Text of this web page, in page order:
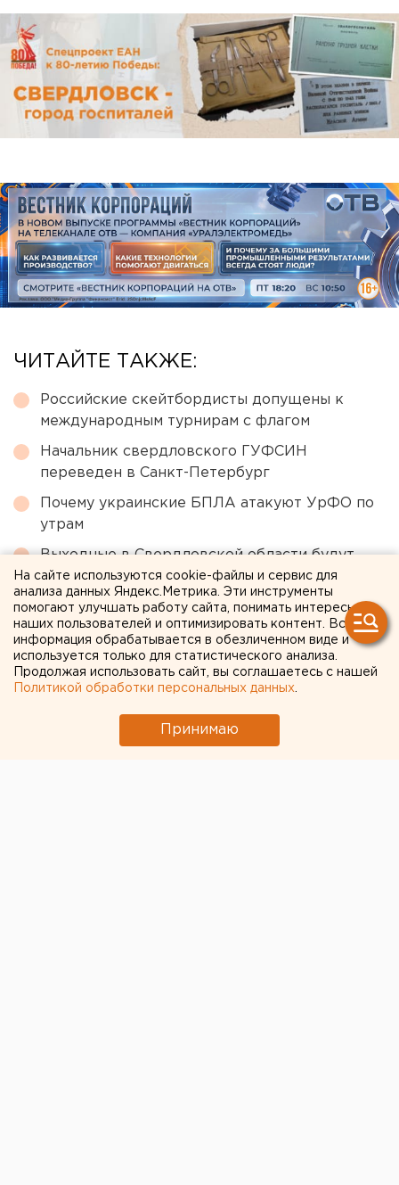
ЧИТАЙТЕ ТАКЖЕ:
Российские скейтбордисты допущены к
международным турнирам с флагом
Начальник свердловского ГУФСИН
переведен в Санкт-Петербург
Почему украинские БПЛА атакуют УрФО по
утрам
Выходные в Свердловской области будут
дождливыми, но теплыми
Российским школьникам продлят осенние
каникулы
← НОВОСТИ
20 АПРЕЛЯ 2020 В 13:39
ЕАНовости
На сайте используются cookie-файлы и сервис для
анализа данных Яндекс.Метрика. Эти инструменты
помогают улучшать работу сайта, понимать интересы
наших пользователей и оптимизировать контент. Вся
информация обрабатывается в обезличенном виде и
используется только для статистического анализа.
Продолжая использовать сайт, вы соглашаетесь с нашей
Политикой обработки персональных данных
Принимаю